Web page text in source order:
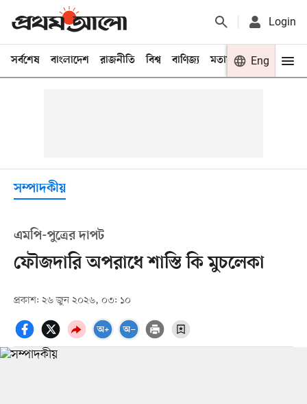
Login
সর্বশেষ বাংলাদেশ রাজনীতি বিশ্ব বাণিজ্য মতামত খেলা
Eng
সম্পাদকীয়
এমপি-পুত্রের দাপট
ফৌজদারি অপরাধে শাস্তি কি মুচলেকা
প্রকাশ: ২৬ জুন ২০২৬, ০৩: ১০